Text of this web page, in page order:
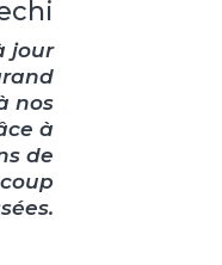
jour
nos
à
de